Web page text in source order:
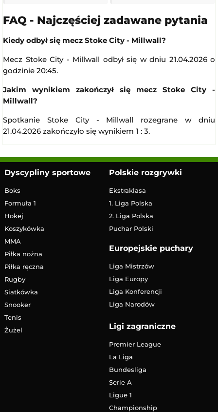
FAQ - Najczęściej zadawane pytania
Kiedy odbył się mecz Stoke City - Millwall?
Mecz Stoke City - Millwall odbył się w dniu 21.04.2026 o
godzinie 20:45.
Jakim wynikiem zakończył się mecz Stoke City -
Millwall?
Spotkanie Stoke City - Millwall rozegrane w dniu
21.04.2026 zakończyło się wynikiem 1 : 3.
Dyscypliny sportowe
Boks
Formuła 1
Hokej
Koszykówka
MMA
Piłka nożna
Piłka ręczna
Rugby
Siatkówka
Snooker
Tenis
Żużel
Polskie rozgrywki
Ekstraklasa
1. Liga Polska
2. Liga Polska
Puchar Polski
Europejskie puchary
Liga Mistrzów
Liga Europy
Liga Konferencji
Liga Narodów
Ligi zagraniczne
Premier League
La Liga
Bundesliga
Serie A
Ligue 1
Championship